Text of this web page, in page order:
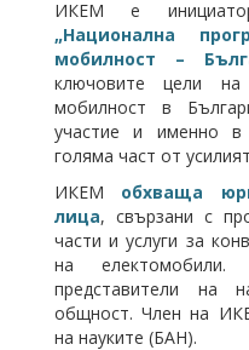
ИКЕМ е
„Национална
мобилност –
ключовите цели
мобилност в
участие и именно в
голяма част от
ИКЕМ обхваща
лица, свързани с
части и услуги за
на
представители на
общност. Член на
на науките (БАН).